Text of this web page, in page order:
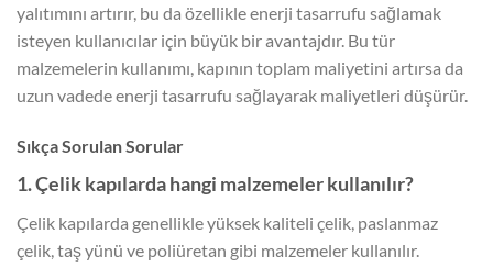
yalıtımını artırır, bu da özellikle enerji tasarrufu sağlamak
isteyen kullanıcılar için büyük bir avantajdır. Bu tür
malzemelerin kullanımı, kapının toplam maliyetini artırsa da
uzun vadede enerji tasarrufu sağlayarak maliyetleri düşürür.
Sıkça Sorulan Sorular
1. Çelik kapılarda hangi malzemeler kullanılır?
Çelik kapılarda genellikle yüksek kaliteli çelik, paslanmaz
çelik, taş yünü ve poliüretan gibi malzemeler kullanılır.